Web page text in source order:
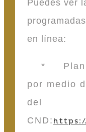
Puedes ver
en línea:
* Plan
por medio
del
CND: